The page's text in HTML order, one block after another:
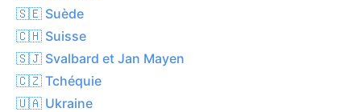
🇸🇪 Suède
🇨🇭 Suisse
🇸🇯 Svalbard et Jan Mayen
🇨🇿 Tchéquie
🇺🇦 Ukraine